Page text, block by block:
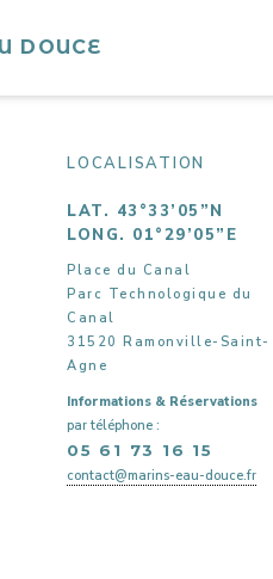
DOUCE
des reprises rock aux
LOCALISATION
LAT. 43°33’05”N
LONG. 01°29’05”E
Place du Canal
Parc Technologique du
Canal
31520 Ramonville-Saint-
Agne
Informations & Réservations
par téléphone :
05 61 73 16 15
contact@marins-eau-douce.fr